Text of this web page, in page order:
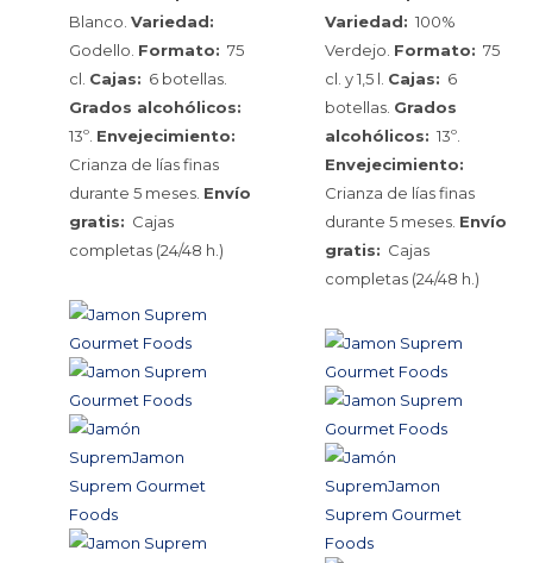
Blanco.Variedad:
Godello. Formato: 75
cl. Cajas: 6 botellas.
Grados alcohólicos:
13º. Envejecimiento:
Crianza de lías finas
durante 5 meses. Envío
gratis: Cajas
completas (24/48 h.)
Variedad: 100%
Verdejo. Formato: 75
cl. y 1,5 l. Cajas: 6
botellas. Grados
alcohólicos: 13º.
Envejecimiento:
Crianza de lías finas
durante 5 meses. Envío
gratis: Cajas
completas (24/48 h.)